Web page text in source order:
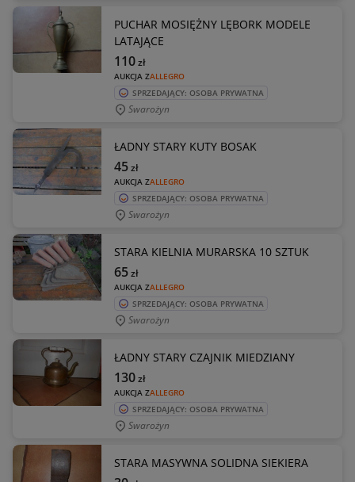
PUCHAR MOSIĘŻNY LĘBORK MODELE
LATAJĄCE
AUKCJA ZALLEGRO
110zł
SPRZEDAJĄCY: OSOBA PRYWATNA
Swarożyn
ŁADNY STARY KUTY BOSAK
AUKCJA ZALLEGRO
45zł
SPRZEDAJĄCY: OSOBA PRYWATNA
Swarożyn
STARA KIELNIA MURARSKA 10 SZTUK
AUKCJA ZALLEGRO
65zł
SPRZEDAJĄCY: OSOBA PRYWATNA
Swarożyn
ŁADNY STARY CZAJNIK MIEDZIANY
AUKCJA ZALLEGRO
130zł
SPRZEDAJĄCY: OSOBA PRYWATNA
Swarożyn
STARA MASYWNA SOLIDNA SIEKIERA